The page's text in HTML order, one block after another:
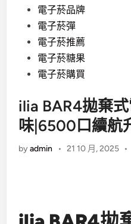
電子菸品牌
電子菸彈
電子菸推薦
電子菸糖果
電子菸購買
ilia BAR4拋棄
味|6500口續航
byadmin • 21 10 月, 2025 •